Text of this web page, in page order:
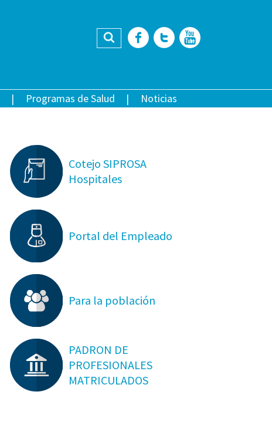
Buscar Facebook
Twitter
Programas de Salud Noticias
Cotejo SIPROSA
Hospitales
Portal del Empleado
Para la población
PADRON DE
PROFESIONALES
MATRICULADOS